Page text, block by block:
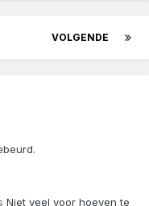
VOLGENDE
Niet veel voor hoeven te